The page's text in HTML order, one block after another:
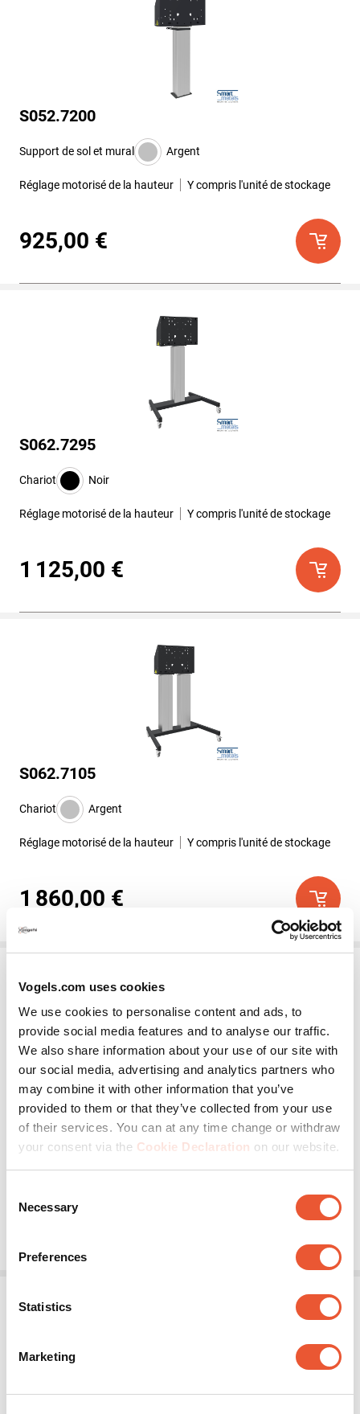
Vogels.com uses cookies
We use cookies to personalise content and ads, to
provide social media features and to analyse our traffic.
We also share information about your use of our site with
our social media, advertising and analytics partners who
may combine it with other information that you’ve
provided to them or that they’ve collected from your use
of their services. You can at any time change or withdraw
your consent via the Cookie Declaration on our website.
Selection
Necessary
Preferences
Statistics
Marketing
S052.7200
Support de sol et mural Argent
Réglage motorisé de la hauteur Y compris l'unité de stockage
925,00 €
S062.7295
Chariot Noir
Réglage motorisé de la hauteur Y compris l'unité de stockage
1 125,00 €
S062.7105
Chariot Argent
Réglage motorisé de la hauteur Y compris l'unité de stockage
1 860,00 €
S052.7110
Argent
Réglage motorisé de la hauteur